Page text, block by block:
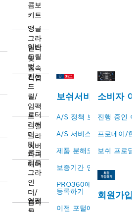
콤보
키트
앵글
그라
인더
및
금속
작업
일반
드릴
및
진동
드
릴/
임팩
트
드릴
드라
이버
로터
리해
머
및
파괴
해머
콘크
리트
그라
인
더/
홈파
임팩
보쉬서비스
A/S 정책 보기
A/S 서비스 센터
제품 분해도
보증기간 연장하기 정보
PRO360에서 제품 새로
등록하기
이전 포털에서 등록한 제
소비자
진행 중인 이
프로데이/현
보쉬 프로딜
회원가입